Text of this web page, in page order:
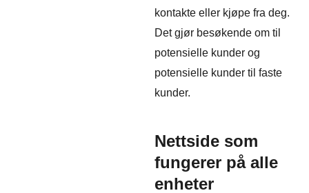
kontakte eller kjøpe fra deg.
Det gjør besøkende om til
potensielle kunder og
potensielle kunder til faste
kunder.
Nettside som
fungerer på alle
enheter